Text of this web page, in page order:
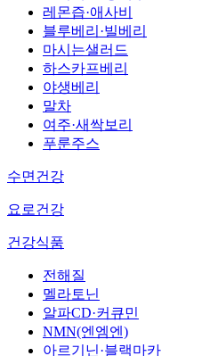
레몬즙·애사비
블루베리·빌베리
마시는샐러드
하스카프베리
야생베리
말차
여주·새싹보리
푸룬주스
수면건강
요로건강
건강식품
전해질
멜라토닌
알파CD·커큐민
NMN(엔엠엔)
아르기닌·블랙마카